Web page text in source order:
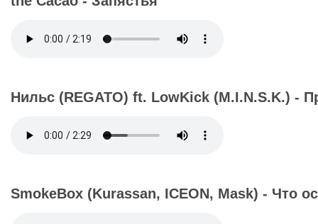
Нильс (REGATO) ft. LowKick (M.I.N.S.K.) -
SmokeBox (Kurassan, ICEON, Mask) - Что